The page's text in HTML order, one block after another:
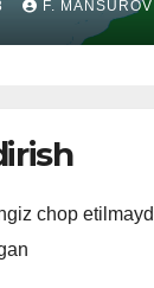
F. MANSUROV
chop